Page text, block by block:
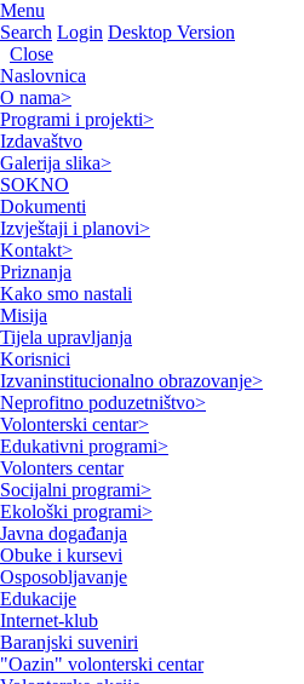
Menu
Search Login Desktop Version
Close
Naslovnica
O nama>
Programi i projekti>
Izdavaštvo
Galerija slika>
SOKNO
Dokumenti
Izvještaji i planovi>
Kontakt>
Priznanja
Kako smo nastali
Misija
Tijela upravljanja
Korisnici
Izvaninstitucionalno obrazovanje>
Neprofitno poduzetništvo>
Volonterski centar>
Edukativni programi>
Volonters centar
Socijalni programi>
Ekološki programi>
Javna događanja
Obuke i kursevi
Osposobljavanje
Edukacije
Internet-klub
Baranjski suveniri
"Oazin" volonterski centar